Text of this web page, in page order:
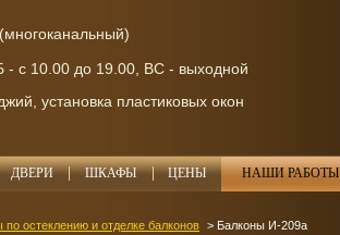
(многоканальный)
с 10.00 до 19.00, ВС - выходной
установка пластиковых окон
ДВЕРИ ШКАФЫ ЦЕНЫ НАШИ РАБОТЫ
по остеклению и отделке балконов Балконы И-209а